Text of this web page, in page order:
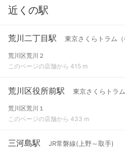
近くの駅
荒川二丁目駅 東京さくらトラム（
荒川区荒川２
このページの店舗から 415 m
荒川区役所前駅 東京さくらトラ
荒川区荒川１
このページの店舗から 433 m
三河島駅 JR常磐線(上野～取手)